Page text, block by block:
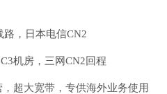
，日本电信CN2
机房，三网CN2回程
超大宽带，专供海外业务使用